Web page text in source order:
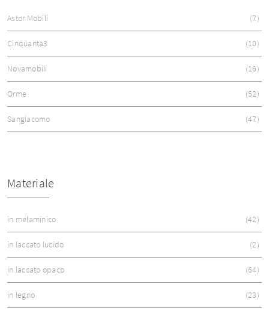
Astor Mobili 7
Cinquanta3 10
Novamobili 16
Orme 52
Sangiacomo 47
Materiale
in melaminico 42
in laccato lucido 2
in laccato opaco 64
in legno 23